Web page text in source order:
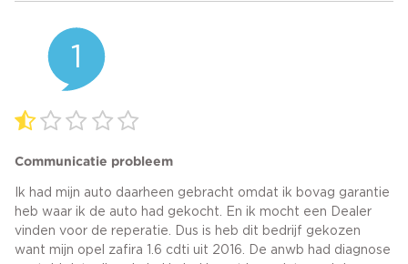
1
Communicatie probleem
Ik had mijn auto daarheen gebracht omdat ik bovag garantie
heb waar ik de auto had gekocht. En ik mocht een Dealer
vinden voor de reperatie. Dus is heb dit bedrijf gekozen
want mijn opel zafira 1.6 cdti uit 2016. De anwb had diagnose